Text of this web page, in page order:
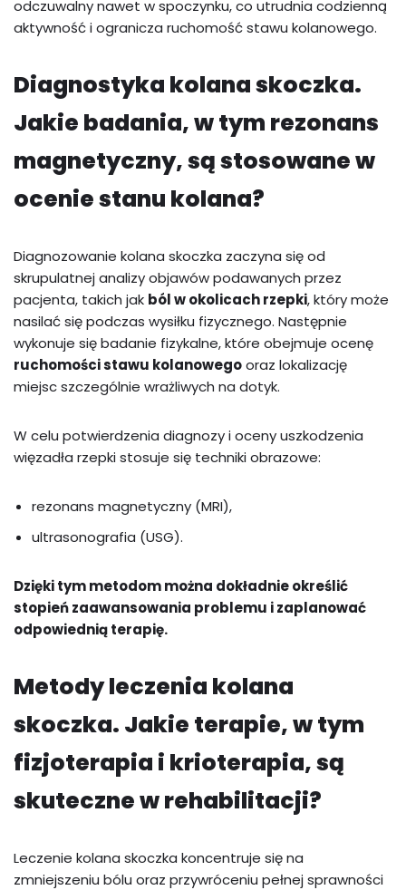
odczuwalny nawet w spoczynku, co utrudnia codzienną
aktywność i ogranicza ruchomość stawu kolanowego.
Diagnostyka kolana skoczka.
Jakie badania, w tym rezonans
magnetyczny, są stosowane w
ocenie stanu kolana?
Diagnozowanie kolana skoczka zaczyna się od
skrupulatnej analizy objawów podawanych przez
pacjenta, takich jak ból w okolicach rzepki, który może
nasilać się podczas wysiłku fizycznego. Następnie
wykonuje się badanie fizykalne, które obejmuje ocenę
ruchomości stawu kolanowegooraz lokalizację
miejsc szczególnie wrażliwych na dotyk.
W celu potwierdzenia diagnozy i oceny uszkodzenia
więzadła rzepki stosuje się techniki obrazowe:
rezonans magnetyczny (MRI),
ultrasonografia (USG).
Dzięki tym metodom można dokładnie określić
stopień zaawansowania problemu i zaplanować
odpowiednią terapię.
Metody leczenia kolana
skoczka. Jakie terapie, w tym
fizjoterapia i krioterapia, są
skuteczne w rehabilitacji?
Leczenie kolana skoczka koncentruje się na
zmniejszeniu bólu oraz przywróceniu pełnej sprawności